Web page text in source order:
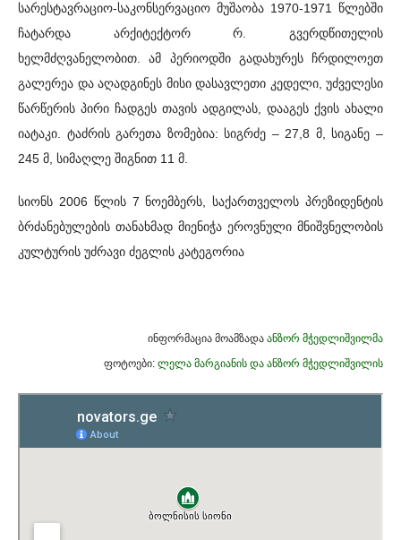
სარესტავრაციო-საკონსერვაციო მუშაობა 1970-1971 წლებში
ჩატარდა არქიტექტორ რ. გვერდწითელის
ხელმძღვანელობით. ამ პერიოდში გადახურეს ჩრდილოეთ
გალერეა და აღადგინეს მისი დასავლეთი კედელი, უძველესი
წარწერის პირი ჩადგეს თავის ადგილას, დააგეს ქვის ახალი
იატაკი. ტაძრის გარეთა ზომებია: სიგრძე – 27,8 მ, სიგანე –
245 მ, სიმაღლე შიგნით 11 მ.
სიონს 2006 წლის 7 ნოემბერს, საქართველოს პრეზიდენტის
ბრძანებულების თანახმად მიენიჭა ეროვნული მნიშვნელობის
კულტურის უძრავი ძეგლის კატეგორია
ინფორმაცია მოამზადა ანზორ მჭედლიშვილმა
ფოტოები: ლელა მარგიანის და ანზორ მჭედლიშვილის